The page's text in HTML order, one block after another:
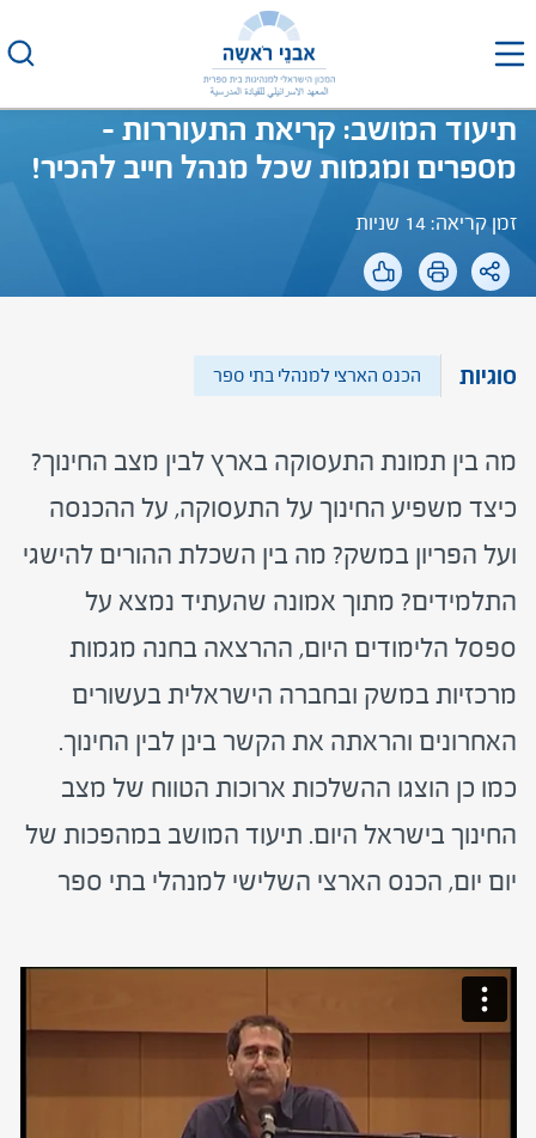
תיעוד המושב: קריאת התעוררות –
מספרים ומגמות שכל מנהל חייב להכיר!
זמן קריאה: 14 שניות
סוגיות הכנס הארצי למנהלי בתי ספר
מה בין תמונת התעסוקה בארץ לבין מצב החינוך?
כיצד משפיע החינוך על התעסוקה, על ההכנסה
ועל הפריון במשק? מה בין השכלת ההורים להישגי
התלמידים? מתוך אמונה שהעתיד נמצא על
ספסל הלימודים היום, ההרצאה בחנה מגמות
מרכזיות במשק ובחברה הישראלית בעשורים
האחרונים והראתה את הקשר בינן לבין החינוך.
כמו כן הוצגו ההשלכות ארוכות הטווח של מצב
החינוך בישראל היום. תיעוד המושב במהפכות של
יום יום, הכנס הארצי השלישי למנהלי בתי ספר